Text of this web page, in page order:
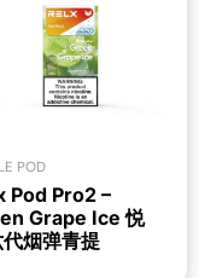
POD
Pod Pro2 –
Grape Ice 悦
烟弹青提